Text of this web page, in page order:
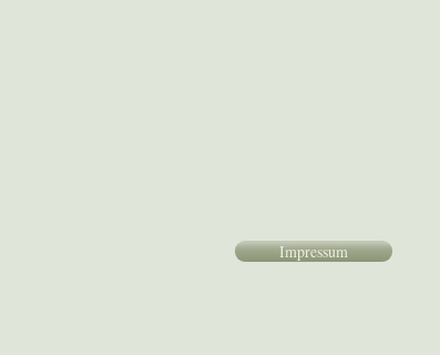
Impressum